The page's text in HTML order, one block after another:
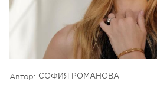
Автор: СОФИЯ РОМАНОВА